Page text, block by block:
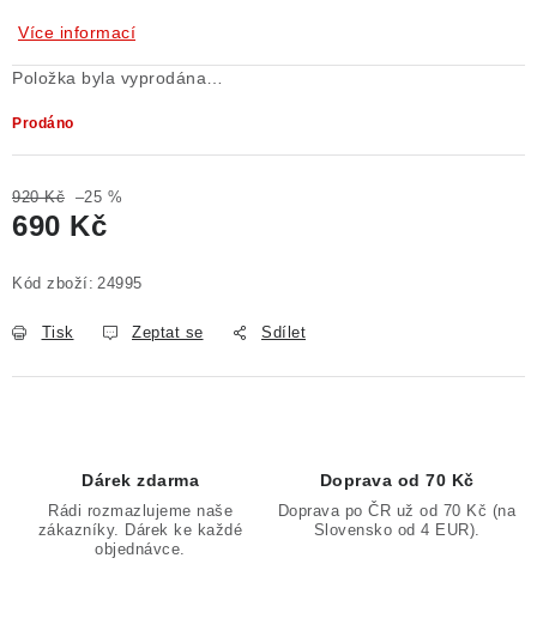
Více informací
Položka byla vyprodána…
Prodáno
920 Kč –25 %
690 Kč
Kód zboží: 24995
Tisk Zeptat se Sdílet
Dárek zdarma
Rádi rozmazlujeme naše
zákazníky. Dárek ke každé
objednávce.
Doprava od 70 Kč
Doprava po ČR už od 70 Kč (na
Slovensko od 4 EUR).